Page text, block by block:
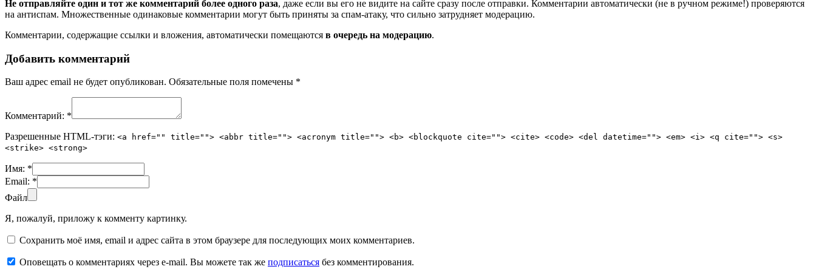
Не отправляйте один и тот же комментарий более одного раза, даже если вы его не видите на сайте сразу после отправки. Комментарии автоматически (не в ручном режиме!) проверяются
на антиспам. Множественные одинаковые комментарии могут быть приняты за спам-атаку, что сильно затрудняет модерацию.
Комментарии, содержащие ссылки и вложения, автоматически помещаются в очередь на модерацию.
Добавить комментарий
Ваш адрес email не будет опубликован. Обязательные поля помечены *
Комментарий: *
Разрешенные HTML-тэги: <a href="" title=""> <abbr title=""> <acronym title=""> <b> <blockquote cite=""> <cite> <code> <del datetime=""> <em> <i> <q cite=""> <s>
<strike> <strong>
Имя: *
Email: *
Файл
Я, пожалуй, приложу к комменту картинку.
Сохранить моё имя, email и адрес сайта в этом браузере для последующих моих комментариев.
Оповещать о комментариях через e-mail. Вы можете так же подписаться без комментирования.